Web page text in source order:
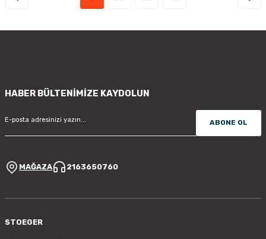
HABER BÜLTENİMİZE KAYDOLUN
ABONE OL
MAĞAZA 2163650760
STOEGER